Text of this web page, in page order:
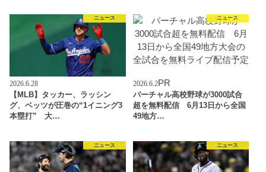
ニュース
2026.6.28
【MLB】タッカー、ラッシン
グ、ベッツが圧巻の“1イニング3
本塁打” 大…
ニュース
2026.6.2PR
バーチャル高校野球が3000試合
超を無料配信 6月13日から全国
49地方…
ニュース ニュース